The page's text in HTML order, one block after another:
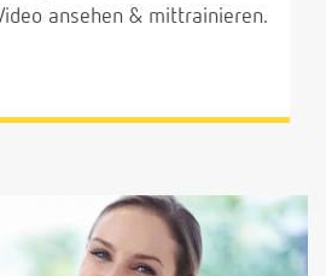
ansehen & mittrainieren.